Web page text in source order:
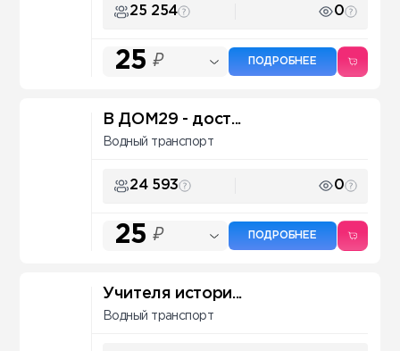
25 254 0
25 ₽ ПОДРОБНЕЕ
В ДОМ29 - дост...
Водный транспорт
24 593 0
25 ₽ ПОДРОБНЕЕ
Учителя истори...
Водный транспорт